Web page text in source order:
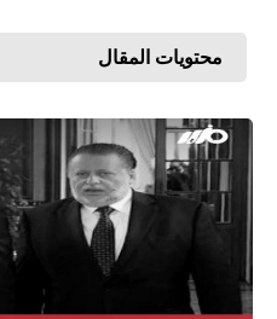
محتويات المقال